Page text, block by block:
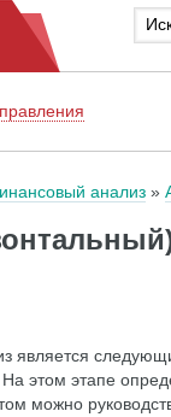
анализ
является
На этом этапе
можно